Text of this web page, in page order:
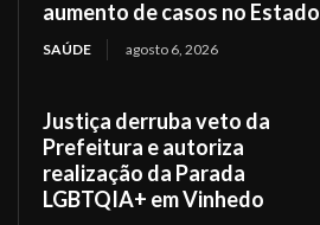
aumento de casos no Estado
SAÚDE agosto 6, 2026
Justiça derruba veto da
Prefeitura e autoriza
realização da Parada
LGBTQIA+ em Vinhedo